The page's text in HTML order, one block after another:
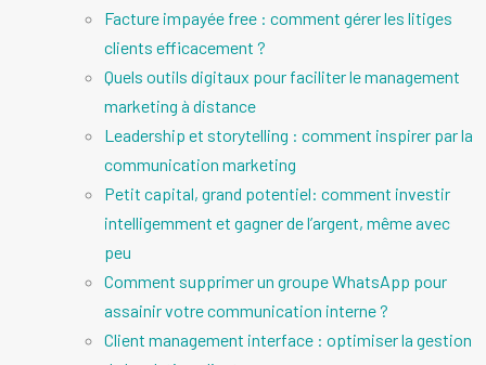
Facture impayée free : comment gérer les litiges
clients efficacement ?
Quels outils digitaux pour faciliter le management
marketing à distance
Leadership et storytelling : comment inspirer par la
communication marketing
Petit capital, grand potentiel: comment investir
intelligemment et gagner de l’argent, même avec
peu
Comment supprimer un groupe WhatsApp pour
assainir votre communication interne ?
Client management interface : optimiser la gestion